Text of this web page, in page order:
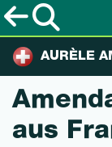
AURÈLE
aus